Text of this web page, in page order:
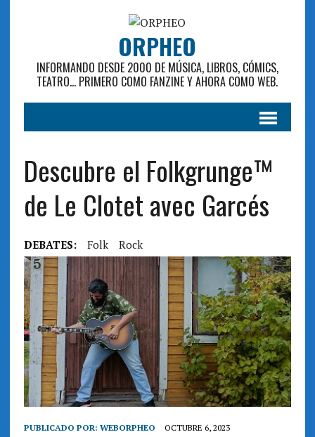
ORPHEO
INFORMANDO DESDE 2000 DE MÚSICA, LIBROS, CÓMICS,
TEATRO... PRIMERO COMO FANZINE Y AHORA COMO WEB.
Descubre el Folkgrunge™
de Le Clotet avec Garc​é​s
DEBATES: Folk Rock
PUBLICADO POR: WEBORPHEO OCTUBRE 6, 2023